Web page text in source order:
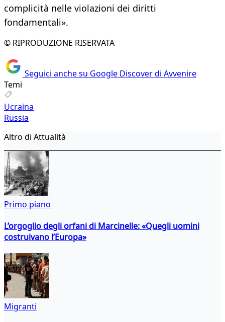
complicità nelle violazioni dei diritti
fondamentali».
© RIPRODUZIONE RISERVATA
Seguici anche su Google Discover di Avvenire
Temi
Ucraina
Russia
Altro di Attualità
Primo piano
L’orgoglio degli orfani di Marcinelle: «Quegli uomini
costruivano l’Europa»
Migranti